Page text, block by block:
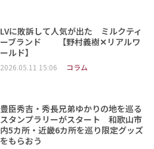
LVに敗訴して人気が出た ミルクティ
ーブランド 【野村義樹✕リアルワ
ールド】
2026.05.11 15:06 コラム
豊臣秀吉・秀長兄弟ゆかりの地を巡る
スタンプラリーがスタート 和歌山市
内5カ所・近畿6カ所を巡り限定グッズ
をもらおう